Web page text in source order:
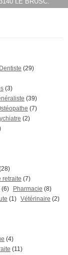
Dentiste (29)
(3)
(39)
(7)
(2)
retraite (7)
(6) Pharmacie (8)
(1) Vétérinaire (2)
(4)
(11)